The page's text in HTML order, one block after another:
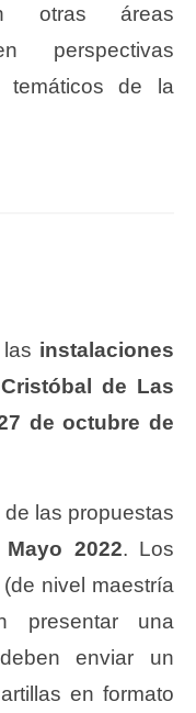
otras áreas
perspectivas
temáticos de la
instalaciones
de Las
de octubre de
las propuestas
2022. Los
nivel maestría
presentar una
enviar un
en formato